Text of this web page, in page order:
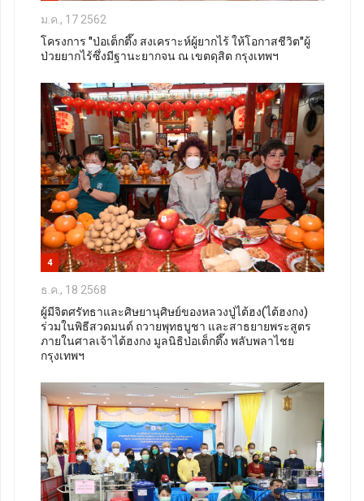
ม.ค., 17 2562
โครงการ "ป่อเต็กตึ๊ง สงเคราะห์ผู้ยากไร้ ให้โอกาสชีวิต"ผู้
ป่วยยากไร้ซึ่งมีฐานะยากจน ณ เขตดุสิต กรุงเทพฯ
4
ธ.ค., 18 2568
ผู้มีจิตศรัทธาและศิษยานุศิษย์ของหลวงปู่ไต้ฮง(ไต้ฮงกง)
ร่วมในพิธีสวดมนต์ ถวายพุทธบูชา และสาธยายพระสูตร
ภายในศาลเจ้าไต้ฮงกง มูลนิธิป่อเต็กตึ๊ง พลับพลาไชย
กรุงเทพฯ